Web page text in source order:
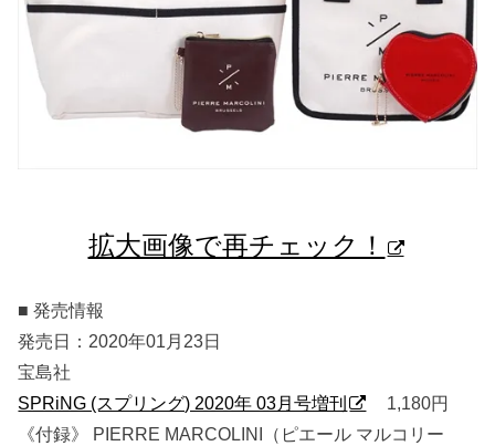
拡大画像で再チェック！
■ 発売情報
発売日：2020年01月23日
宝島社
SPRiNG (スプリング) 2020年 03月号増刊
1,180円
《付録》 PIERRE MARCOLINI（ピエール マルコリー